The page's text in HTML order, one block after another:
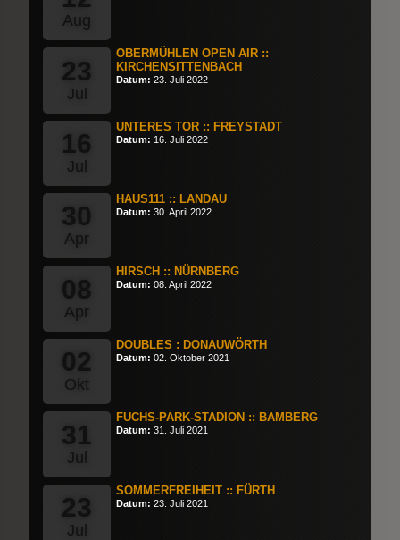
Aug
23
Jul
OBERMÜHLEN OPEN AIR ::
KIRCHENSITTENBACH
Datum: 23. Juli 2022
16
Jul
UNTERES TOR :: FREYSTADT
Datum: 16. Juli 2022
30
Apr
HAUS111 :: LANDAU
Datum: 30. April 2022
08
Apr
HIRSCH :: NÜRNBERG
Datum: 08. April 2022
02
Okt
DOUBLES : DONAUWÖRTH
Datum: 02. Oktober 2021
31
Jul
FUCHS-PARK-STADION :: BAMBERG
Datum: 31. Juli 2021
23
Jul
SOMMERFREIHEIT :: FÜRTH
Datum: 23. Juli 2021